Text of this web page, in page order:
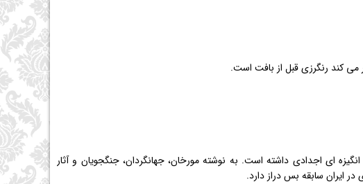
می کند رنگرزی قبل از بافت است.
ای اجدادی داشته است. به نوشته مورخان، جهانگردان، جنگجویان و آثار
ایران سابقه بس دراز دارد.